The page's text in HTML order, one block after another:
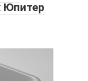
Юпитер